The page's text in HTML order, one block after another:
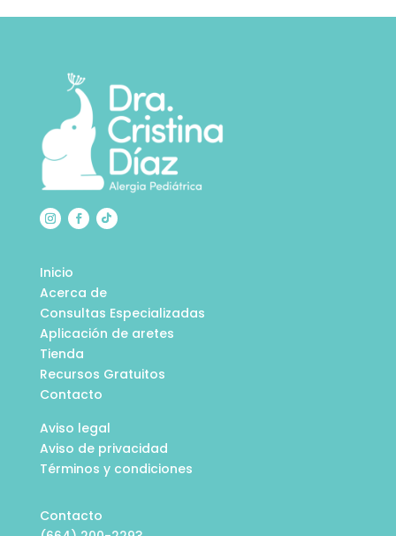
Inicio
Acerca de
Consultas Especializadas
Aplicación de aretes
Tienda
Recursos Gratuitos
Contacto
Aviso legal
Aviso de privacidad
Términos y condiciones
Contacto